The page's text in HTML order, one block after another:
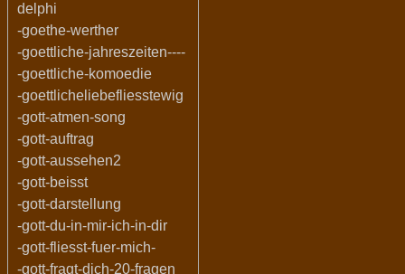
delphi
-goethe-werther
-goettliche-jahreszeiten----
-goettliche-komoedie
-goettlicheliebefliesstewig
-gott-atmen-song
-gott-auftrag
-gott-aussehen2
-gott-beisst
-gott-darstellung
-gott-du-in-mir-ich-in-dir
-gott-fliesst-fuer-mich-
-gott-fragt-dich-20-fragen